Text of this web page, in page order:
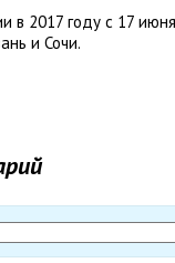
в 2017 году с 17
и Сочи.